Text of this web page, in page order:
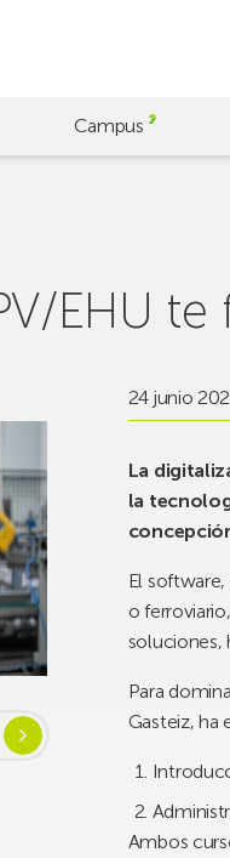
Campus
EHU
24 junio
La
la
El
o
soluciones,
Para
Gasteiz, ha
Ambos